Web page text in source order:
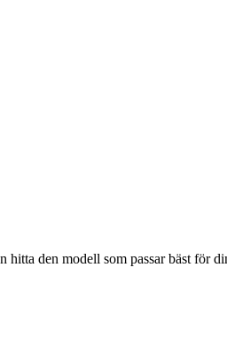
den modell som passar bäst för